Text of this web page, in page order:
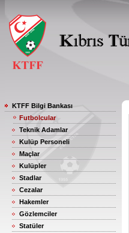
KTFF Bilgi Bankası
Futbolcular
Teknik Adamlar
Kulüp Personeli
Maçlar
Kulüpler
Stadlar
Cezalar
Hakemler
Gözlemciler
Statüler